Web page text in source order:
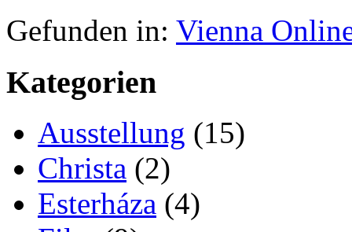
Gefunden in: Vienna
Kategorien
Ausstellung (15)
Christa (2)
Esterháza (4)